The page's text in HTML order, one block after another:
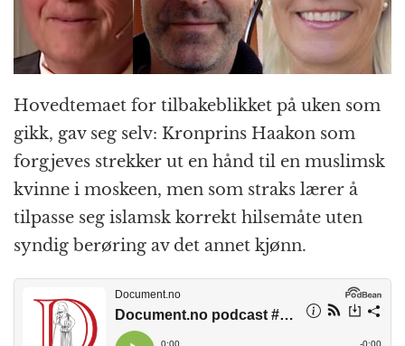
k r
Hovedtemaet for tilbakeblikket på uken som
gikk, gav seg selv: Kronprins Haakon som
forgjeves strekker ut en hånd til en muslimsk
kvinne i moskeen, men som straks lærer å
tilpasse seg islamsk korrekt hilsemåte uten
syndig berøring av det annet kjønn.